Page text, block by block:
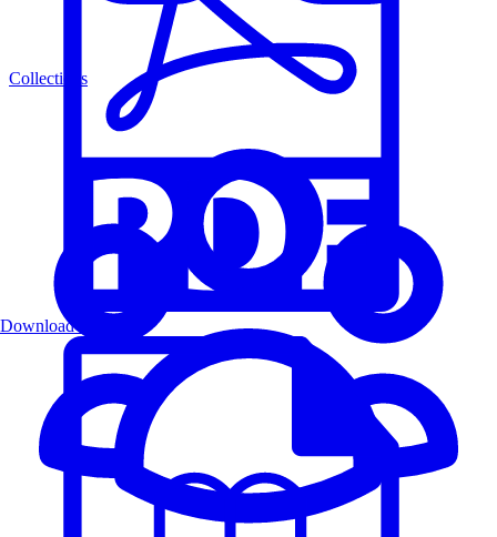
Collections
Download PDF